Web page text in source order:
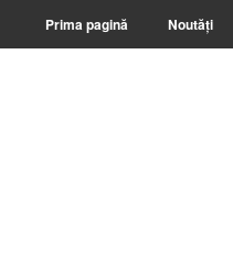
Prima pagină Noutăți